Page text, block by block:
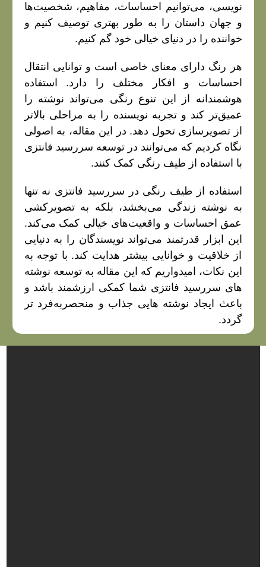
نویسی، می‌توانیم احساسات، مفاهیم، شخصیت‌ها
و جهان داستان را به طور بهتری توصیف کنیم و
خواننده را در دنیای خیالی خود گم کنیم.
هر رنگ دارای معنای خاصی است و توانایی انتقال
احساسات و افکار مختلف را دارد. استفاده
هوشمندانه از این تنوع رنگی می‌تواند نوشته را
عمیق‌تر کند و تجربه نویسنده را به مراحلی بالاتر
از تصویرسازی تحول دهد. در این مقاله، به اصولی
نگاه کردیم که می‌توانند در توسعه سررسید فانتزی
با استفاده از طیف رنگی کمک کنند.
استفاده از طیف رنگی در سررسید فانتزی نه تنها
به نوشته زندگی می‌بخشد، بلکه به تصویرکشی
عمق احساسات و واقعیت‌های خیالی کمک می‌کند.
این ابزار قدرتمند می‌تواند نویسندگان را به دنیایی
از خلاقیت و خوانایی بیشتر هدایت کند. با توجه به
این نکات، امیدواریم که این مقاله به توسعه نوشته
های سررسید فانتزی شما کمکی ارزشمند باشد و
باعث ایجاد نوشته هایی جذاب و منحصربه‌فرد تر
گردد.